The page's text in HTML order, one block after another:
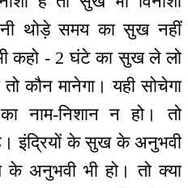
थोड़े समय का सुख नहीं
कहो - 2 घंटे का सुख ले लो
कौन मानेगा। यही सोचेगा
नाम-निशान न हो। तो
इंद्रियों के सुख के अनुभवी
अनुभवी भी हो। तो क्या